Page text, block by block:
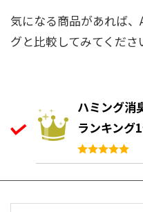
気になる商品があれば
グと比較してみてくださ
ハミング消
ランキング